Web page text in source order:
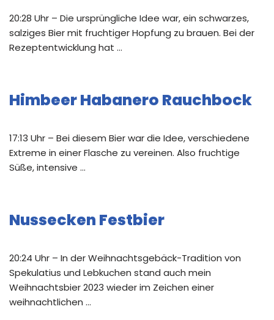
20:28 Uhr – Die ursprüngliche Idee war, ein schwarzes,
salziges Bier mit fruchtiger Hopfung zu brauen. Bei der
Rezeptentwicklung hat …
Himbeer Habanero Rauchbock
17:13 Uhr – Bei diesem Bier war die Idee, verschiedene
Extreme in einer Flasche zu vereinen. Also fruchtige
Süße, intensive …
Nussecken Festbier
20:24 Uhr – In der Weihnachtsgebäck-Tradition von
Spekulatius und Lebkuchen stand auch mein
Weihnachtsbier 2023 wieder im Zeichen einer
weihnachtlichen …